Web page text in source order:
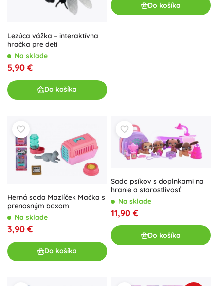
Lezúca vážka – interaktívna
hračka pre deti
Na sklade
5,90 €
Do košíka
Do košíka
Herná sada Mazlíček Mačka s
prenosným boxom
Na sklade
3,90 €
Do košíka
Sada psíkov s doplnkami na
hranie a starostlivosť
Na sklade
11,90 €
Do košíka